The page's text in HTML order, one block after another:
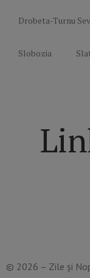
Drobeta-Turnu
Slobozia
© 2026 – Zile și